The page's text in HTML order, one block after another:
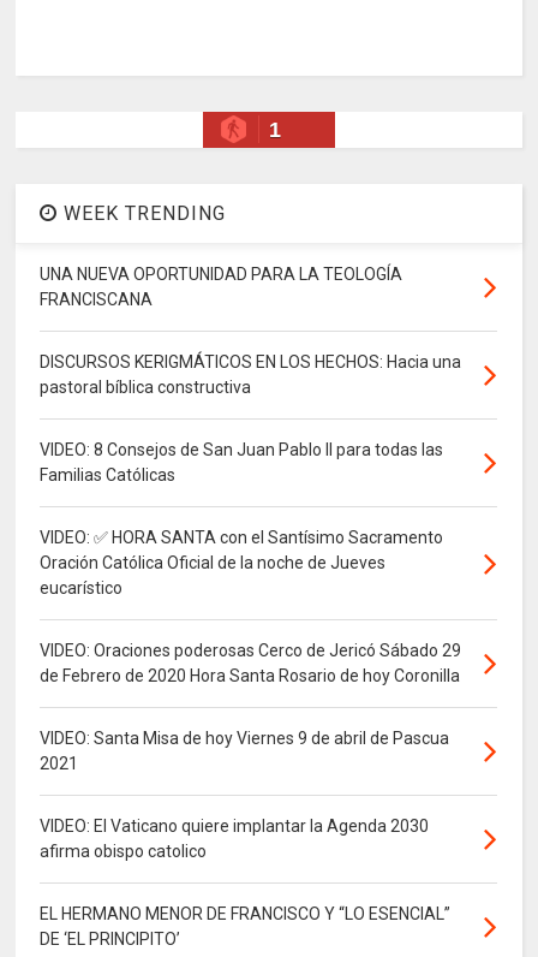
1
WEEK TRENDING
UNA NUEVA OPORTUNIDAD PARA LA TEOLOGÍA
FRANCISCANA
DISCURSOS KERIGMÁTICOS EN LOS HECHOS: Hacia una
pastoral bíblica constructiva
VIDEO: 8 Consejos de San Juan Pablo II para todas las
Familias Católicas
VIDEO: ✅ HORA SANTA con el Santísimo Sacramento
Oración Católica Oficial de la noche de Jueves
eucarístico
VIDEO: Oraciones poderosas Cerco de Jericó Sábado 29
de Febrero de 2020 Hora Santa Rosario de hoy Coronilla
VIDEO: Santa Misa de hoy Viernes 9 de abril de Pascua
2021
VIDEO: El Vaticano quiere implantar la Agenda 2030
afirma obispo catolico
EL HERMANO MENOR DE FRANCISCO Y “LO ESENCIAL”
DE ‘EL PRINCIPITO’